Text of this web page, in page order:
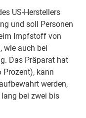
US-Herstellers
und soll Personen
Impfstoff von
wie auch bei
Das Präparat hat
Prozent), kann
werden,
bei zwei bis